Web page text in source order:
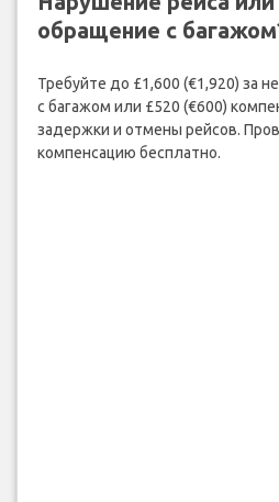
обращение с
Требуйте до £1,600 (€1,920) за
с багажом или £520 (€600)
задержки и отмены рейсов.
компенсацию бесплатно.